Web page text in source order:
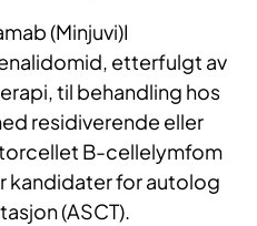
(Minjuvi)I
etterfulgt av
til behandling hos
residiverende eller
B-cellelymfom
kandidater for autolog
(ASCT).